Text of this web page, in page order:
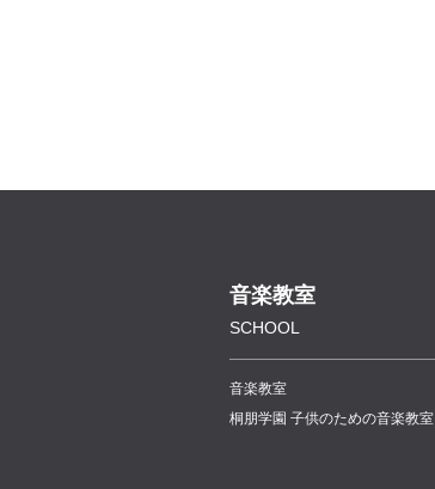
音楽教室
SCHOOL
音楽教室
桐朋学園 子供のための音楽教室